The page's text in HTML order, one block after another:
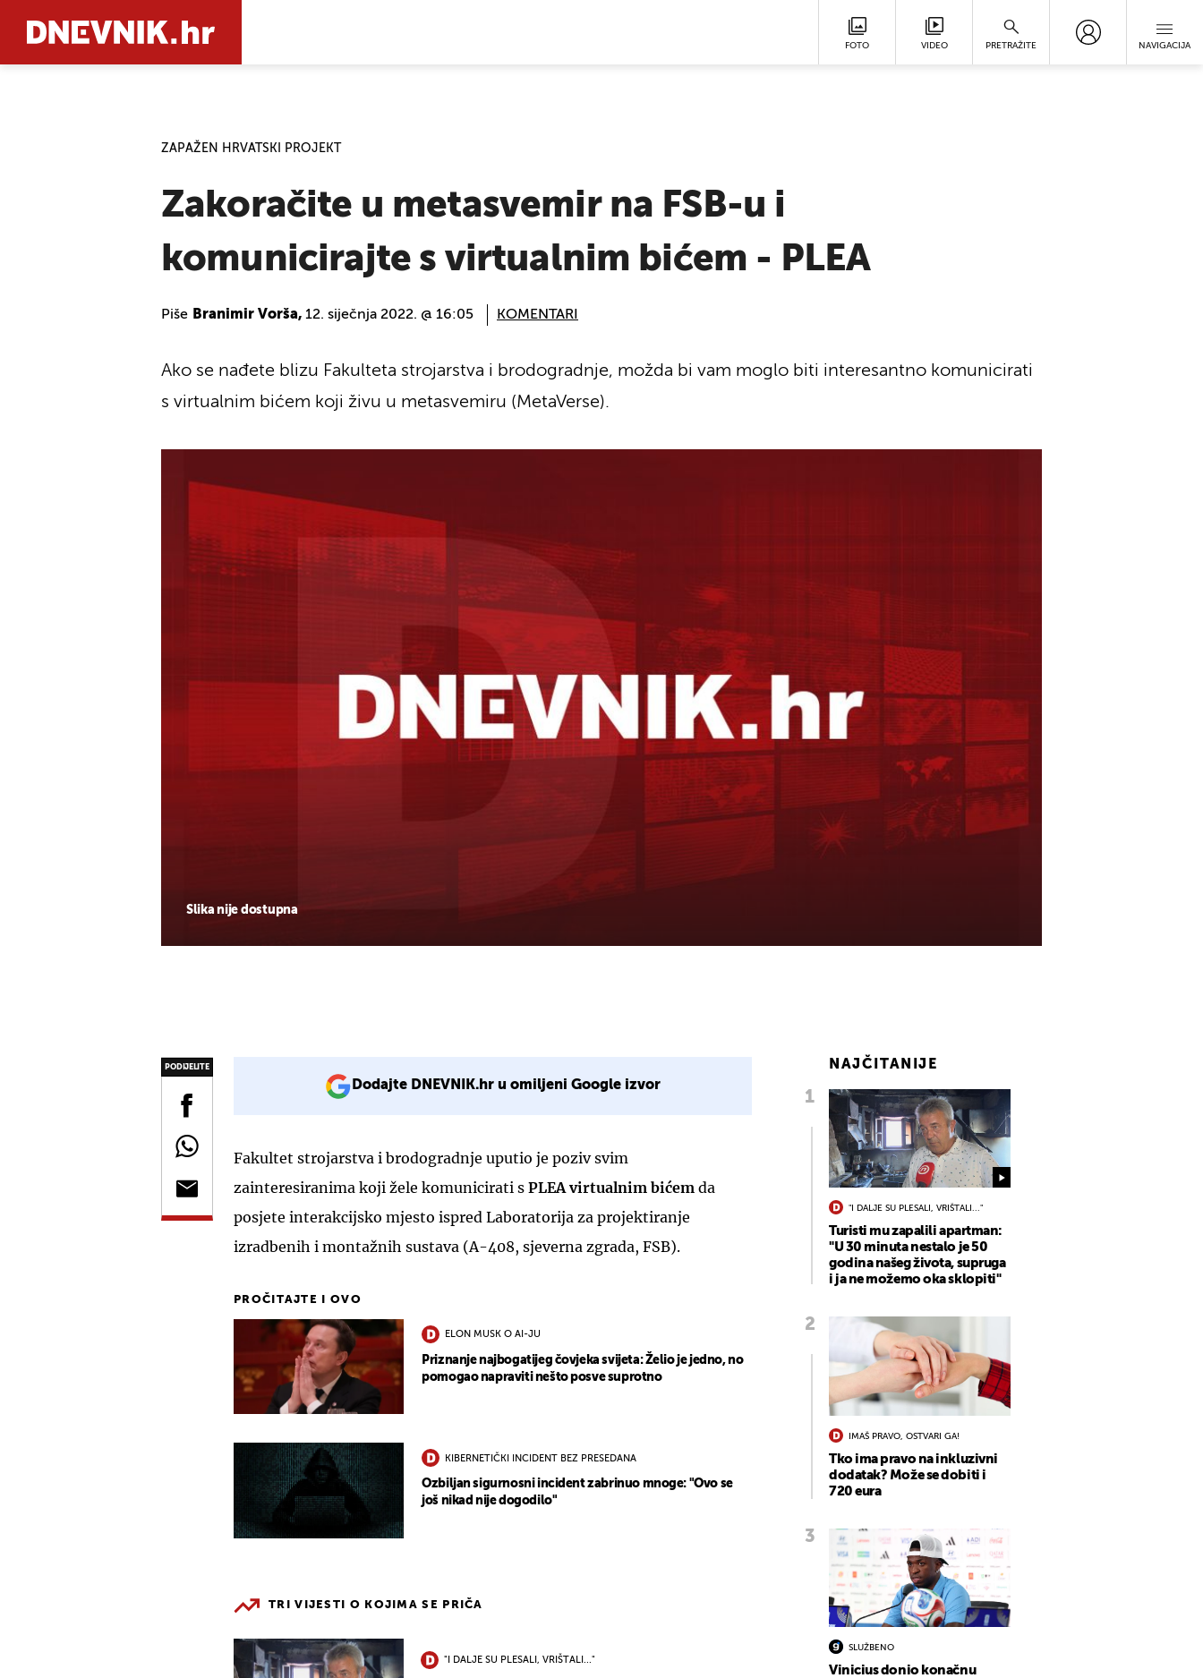
FOTO VIDEO PRETRAŽITE NAVIGACIJA
ZAPAŽEN HRVATSKI PROJEKT
Zakoračite u metasvemir na FSB-u i
komunicirajte s virtualnim bićem - PLEA
Piše Branimir Vorša, 12. siječnja 2022. @ 16:05 KOMENTARI
Slika nije dostupna
Ako se nađete blizu Fakulteta strojarstva i brodogradnje, možda bi vam moglo biti interesantno komunicirati
s virtualnim bićem koji živu u metasvemiru (MetaVerse).
PODIJELITE
Dodajte DNEVNIK.hr u omiljeni Google izvor
Fakultet strojarstva i brodogradnje uputio je poziv svim
zainteresiranima koji žele komunicirati s PLEA virtualnim bićem da
posjete interakcijsko mjesto ispred Laboratorija za projektiranje
izradbenih i montažnih sustava (A-408, sjeverna zgrada, FSB).
PROČITAJTE I OVO
ELON MUSK O AI-JU
Priznanje najbogatijeg čovjeka svijeta: Želio je jedno, no
pomogao napraviti nešto posve suprotno
KIBERNETIČKI INCIDENT BEZ PRESEDANA
Ozbiljan sigurnosni incident zabrinuo mnoge: "Ovo se
još nikad nije dogodilo"
TRI VIJESTI O KOJIMA SE PRIČA
"I DALJE SU PLESALI, VRIŠTALI..."
NAJČITANIJE
"I DALJE SU PLESALI, VRIŠTALI..."
Turisti mu zapalili apartman:
"U 30 minuta nestalo je 50
godina našeg života, supruga
i ja ne možemo oka sklopiti"
IMAŠ PRAVO, OSTVARI GA!
Tko ima pravo na inkluzivni
dodatak? Može se dobiti i
720 eura
SLUŽBENO
Vinicius donio konačnu